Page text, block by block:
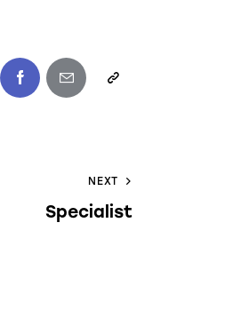
NEXT
Specialist